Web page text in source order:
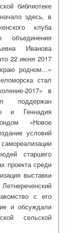
библиотеке
здесь, в
клуба
объединения
Иванова
22 июня 2017
родном…»
стал
2017» в
поддержан
и Геннадия
«Новое
условий
старшего
проекта среди
выставки
с его
и обсуждали
сельской